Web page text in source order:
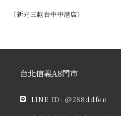
（新光三越台中中港店）
台北信義A8門市
LINE ID: @288ddfen